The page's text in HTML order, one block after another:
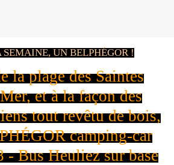
UN BELPHÉGOR !
la plage des Saintes
et à la façon des
tout revêtu de bois,
camping-car
- Bus Heuliez sur base